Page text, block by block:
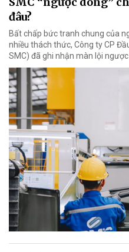
đâu?
Bất chấp bức tranh chung của
nhiều thách thức, Công ty CP
SMC) đã ghi nhận màn lội